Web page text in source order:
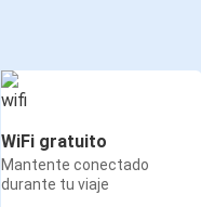
WiFi gratuito
Mantente conectado
durante tu viaje